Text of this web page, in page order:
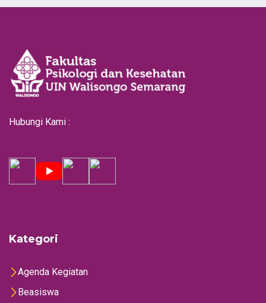
Hubungi Kami :
Kategori
Agenda Kegiatan
Beasiswa